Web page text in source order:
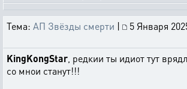
Тема: АП Звёзды смерти |
5 Января
KingKongStar , редкии ты идиот тут
со мнои станут!!!